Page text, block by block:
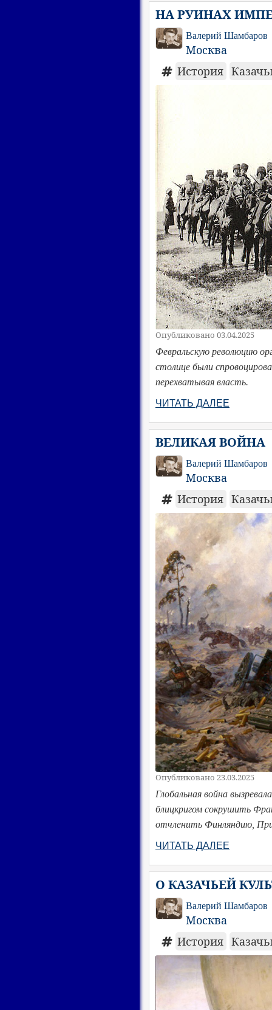
НА РУИНАХ
Валерий Шамбаров
Москва
История
Опубликовано 03.04.2025
Февральскую революцию
столице были
перехватывая власть.
ЧИТАТЬ ДАЛЕЕ
ВЕЛИКАЯ ВОЙНА
Валерий Шамбаров
Москва
История
Опубликовано 23.03.2025
Глобальная война
блицкригом сокрушить
отчленить Финляндию,
ЧИТАТЬ ДАЛЕЕ
О КАЗАЧЬЕЙ
Валерий Шамбаров
Москва
История